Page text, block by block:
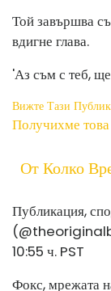
Той завършва
вдигне глава.
'Аз съм с теб,
Вижте Тази
Получихме
От Колко
Публикация,
10:55 ч. PST
Фокс, мрежата